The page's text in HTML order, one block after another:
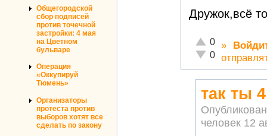
Общегородской
сбор подписей
против точечной
застройки: 4 мая
на Цветном
бульваре
Операция
«Оккупируй
Тюмень»
Организаторы
протеста против
выборов хотят все
сделать по закону
Дружок,всё
Отлично!
0
Неадекватно!
0
»
так ты
человек 12